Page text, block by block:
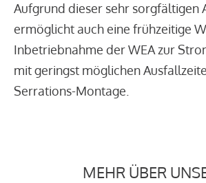
Aufgrund dieser sehr sorgfältigen
ermöglicht auch eine frühzeitige
Inbetriebnahme der WEA zur
mit geringst möglichen
Serrations-Montage.
MEHR ÜBER